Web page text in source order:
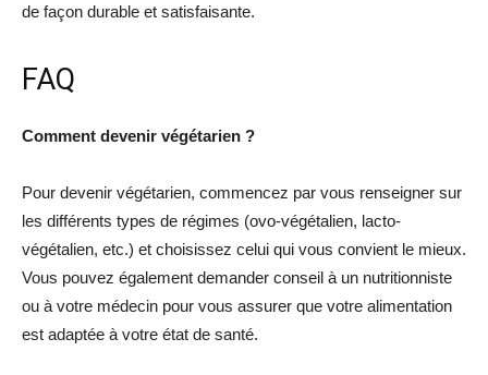
de façon durable et satisfaisante.
FAQ
Comment devenir végétarien ?
Pour devenir végétarien, commencez par vous renseigner sur
les différents types de régimes (ovo-végétalien, lacto-
végétalien, etc.) et choisissez celui qui vous convient le mieux.
Vous pouvez également demander conseil à un nutritionniste
ou à votre médecin pour vous assurer que votre alimentation
est adaptée à votre état de santé.